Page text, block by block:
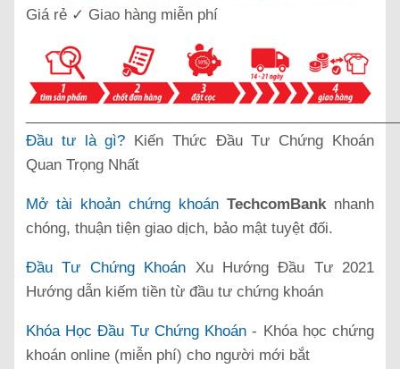
Giá rẻ ✓ Giao hàng miễn phí
Đầu tư là gì? Kiến Thức Đầu Tư Chứng Khoán
Quan Trọng Nhất
Mở tài khoản chứng khoán TechcomBank nhanh
chóng, thuận tiện giao dịch, bảo mật tuyệt đối.
Đầu Tư Chứng Khoán Xu Hướng Đầu Tư 2021
Hướng dẫn kiếm tiền từ đầu tư chứng khoán
Khóa Học Đầu Tư Chứng Khoán - Khóa học chứng
khoán online (miễn phí) cho người mới bắt